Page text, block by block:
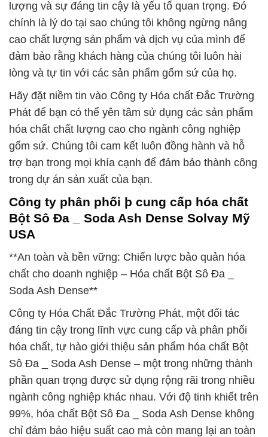
lượng và sự đáng tin cậy là yếu tố quan trọng. Đó
chính là lý do tại sao chúng tôi không ngừng nâng
cao chất lượng sản phẩm và dịch vụ của mình để
đảm bảo rằng khách hàng của chúng tôi luôn hài
lòng và tự tin với các sản phẩm gốm sứ của họ.
Hãy đặt niềm tin vào Công ty Hóa chất Đắc Trường
Phát để bạn có thể yên tâm sử dụng các sản phẩm
hóa chất chất lượng cao cho ngành công nghiệp
gốm sứ. Chúng tôi cam kết luôn đồng hành và hỗ
trợ bạn trong mọi khía cạnh để đảm bảo thành công
trong dự án sản xuất của bạn.
Công ty phân phối þ cung cấp hóa chất
Bột Sô Đa _ Soda Ash Dense Solvay Mỹ
USA
**An toàn và bền vững: Chiến lược bảo quản hóa
chất cho doanh nghiệp – Hóa chất Bột Sô Đa _
Soda Ash Dense**
Công ty Hóa Chất Đắc Trường Phát, một đối tác
đáng tin cậy trong lĩnh vực cung cấp và phân phối
hóa chất, tự hào giới thiệu sản phẩm hóa chất Bột
Sô Đa _ Soda Ash Dense – một trong những thành
phần quan trọng được sử dụng rộng rãi trong nhiều
ngành công nghiệp khác nhau. Với độ tinh khiết trên
99%, hóa chất Bột Sô Đa _ Soda Ash Dense không
chỉ đảm bảo hiệu suất cao mà còn mang lại an toàn